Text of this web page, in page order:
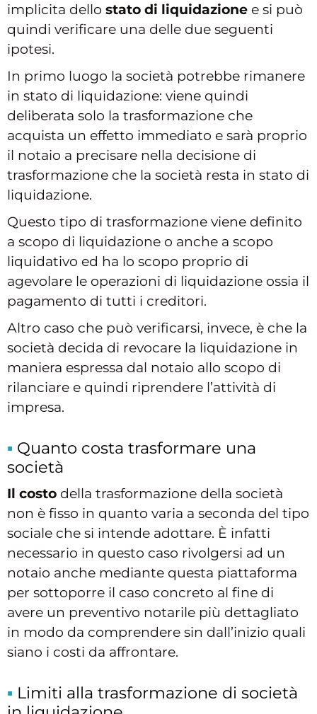
implicita dello stato di liquidazione e si può
quindi verificare una delle due seguenti
ipotesi.
In primo luogo la società potrebbe rimanere
in stato di liquidazione: viene quindi
deliberata solo la trasformazione che
acquista un effetto immediato e sarà proprio
il notaio a precisare nella decisione di
trasformazione che la società resta in stato di
liquidazione.
Questo tipo di trasformazione viene definito
a scopo di liquidazione o anche a scopo
liquidativo ed ha lo scopo proprio di
agevolare le operazioni di liquidazione ossia il
pagamento di tutti i creditori.
Altro caso che può verificarsi, invece, è che la
società decida di revocare la liquidazione in
maniera espressa dal notaio allo scopo di
rilanciare e quindi riprendere l’attività di
impresa.
Quanto costa trasformare una
società
Il costo della trasformazione della società
non è fisso in quanto varia a seconda del tipo
sociale che si intende adottare. È infatti
necessario in questo caso rivolgersi ad un
notaio anche mediante questa piattaforma
per sottoporre il caso concreto al fine di
avere un preventivo notarile più dettagliato
in modo da comprendere sin dall’inizio quali
siano i costi da affrontare.
Limiti alla trasformazione di società